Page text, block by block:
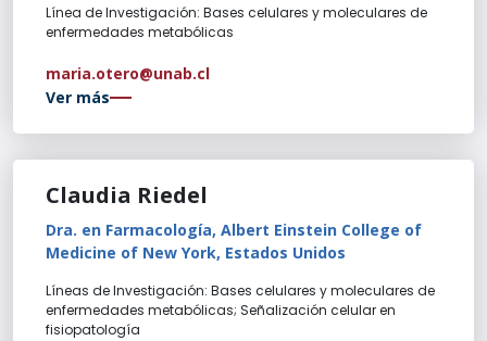
Línea de Investigación: Bases celulares y moleculares de
enfermedades metabólicas
maria.otero@unab.cl
Ver más
Claudia Riedel
Dra. en Farmacología, Albert Einstein College of
Medicine of New York, Estados Unidos
Líneas de Investigación: Bases celulares y moleculares de
enfermedades metabólicas; Señalización celular en
fisiopatología